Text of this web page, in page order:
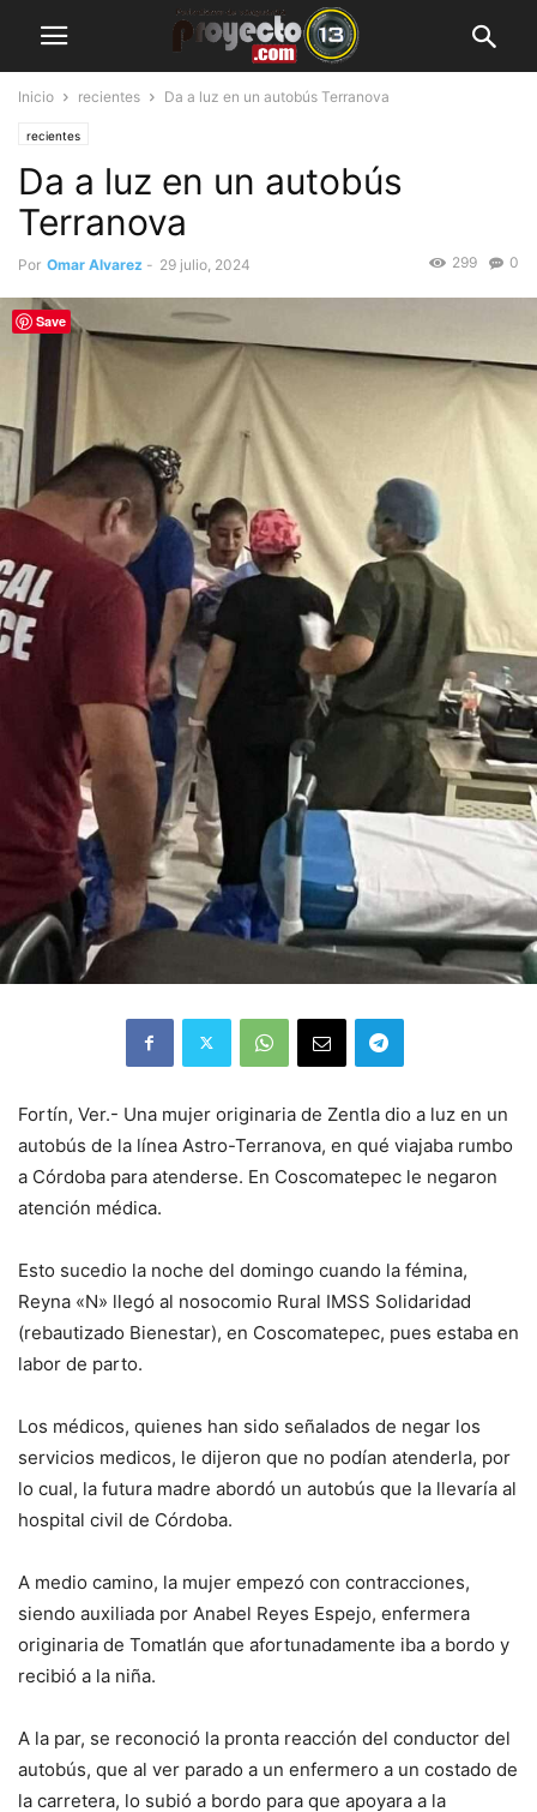
Inicio recientes Da a luz en un autobús Terranova
recientes
Da a luz en un autobús
Terranova
Por Omar Alvarez - 29 julio, 2024 0
299
Fortín, Ver.- Una mujer originaria de Zentla dio a luz en un
autobús de la línea Astro-Terranova, en qué viajaba rumbo
a Córdoba para atenderse. En Coscomatepec le negaron
atención médica.
Esto sucedio la noche del domingo cuando la fémina,
Reyna «N» llegó al nosocomio Rural IMSS Solidaridad
(rebautizado Bienestar), en Coscomatepec, pues estaba en
labor de parto.
Los médicos, quienes han sido señalados de negar los
servicios medicos, le dijeron que no podían atenderla, por
lo cual, la futura madre abordó un autobús que la llevaría al
hospital civil de Córdoba.
A medio camino, la mujer empezó con contracciones,
siendo auxiliada por Anabel Reyes Espejo, enfermera
originaria de Tomatlán que afortunadamente iba a bordo y
recibió a la niña.
A la par, se reconoció la pronta reacción del conductor del
autobús, que al ver parado a un enfermero a un costado de
la carretera, lo subió a bordo para que apoyara a la
Save